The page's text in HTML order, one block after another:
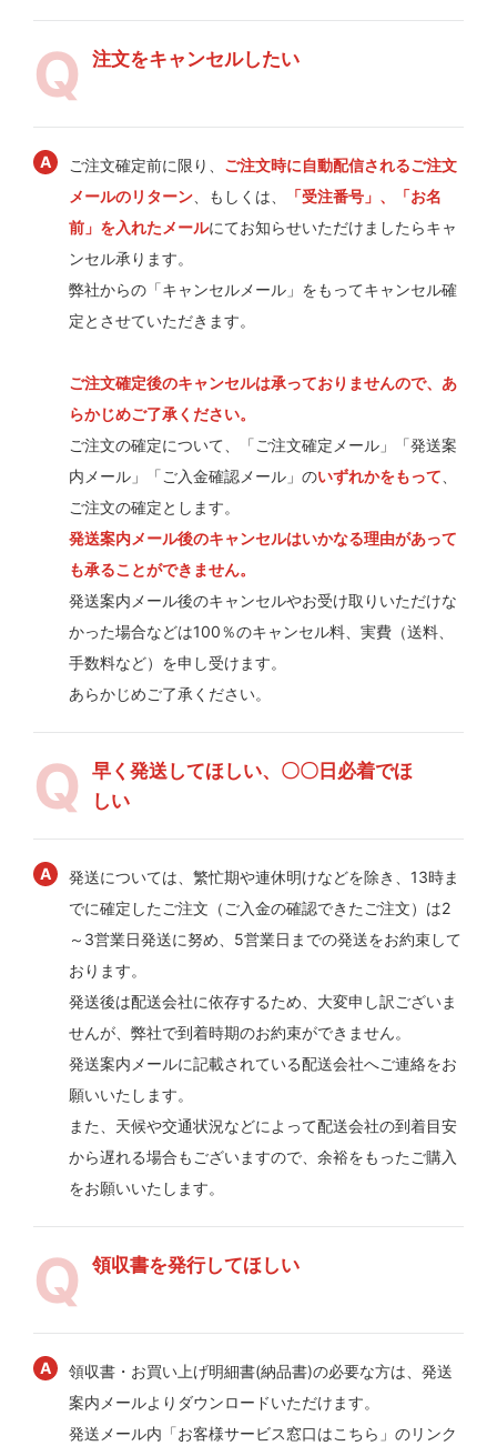
注文をキャンセルしたい
ご注文確定前に限り、 ご注文時に自動配信されるご注文
メールのリターン 、もしくは、
「受注番号」、「お名
前」を入れたメールにてお知らせいただけましたらキャ
ンセル承ります。
弊社からの「キャンセルメール」をもってキャンセル確
定とさせていただきます。
ご注文確定後のキャンセルは承っておりませんので、あ
らかじめご了承ください。
ご注文の確定について、「ご注文確定メール」「発送案
内メール」「ご入金確認メール」のいずれかをもって
ご注文の確定とします。
発送案内メール後のキャンセルはいかなる理由があって
も承ることができません。
発送案内メール後のキャンセルやお受け取りいただけな
かった場合などは100％のキャンセル料、実費（送料、
手数料など）を申し受けます。
あらかじめご了承ください。
早く発送してほしい、〇〇日必着でほ
しい
発送については、繁忙期や連休明けなどを除き、13時ま
でに確定したご注文（ご入金の確認できたご注文）は2
～3営業日発送に努め、5営業日までの発送をお約束して
おります。
発送後は配送会社に依存するため、大変申し訳ございま
せんが、弊社で到着時期のお約束ができません。
発送案内メールに記載されている配送会社へご連絡をお
願いいたします。
また、天候や交通状況などによって配送会社の到着目安
から遅れる場合もございますので、余裕をもったご購入
をお願いいたします。
領収書を発行してほしい
領収書・お買い上げ明細書(納品書)の必要な方は、発送
案内メールよりダウンロードいただけます。
発送メール内「お客様サービス窓口はこちら」のリンク